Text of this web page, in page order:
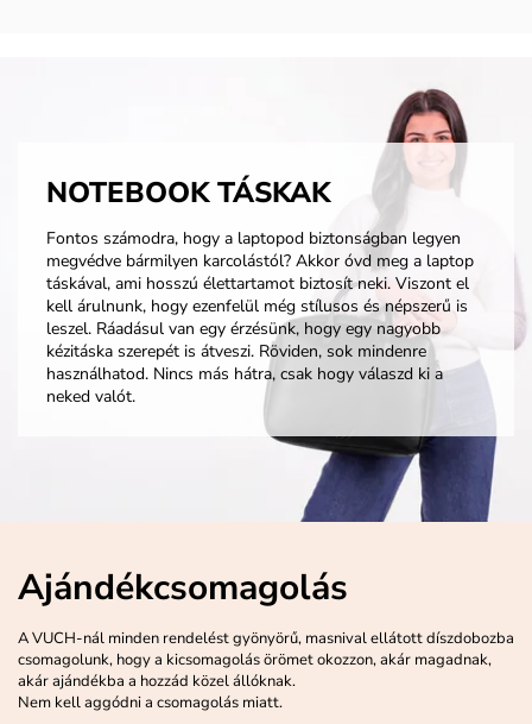
NOTEBOOK TÁSKAK
Fontos számodra, hogy a laptopod biztonságban legyen
megvédve bármilyen karcolástól? Akkor óvd meg a laptop
táskával, ami hosszú élettartamot biztosít neki. Viszont el
kell árulnunk, hogy ezenfelül még stílusos és népszerű is
leszel. Ráadásul van egy érzésünk, hogy egy nagyobb
kézitáska szerepét is átveszi. Röviden, sok mindenre
használhatod. Nincs más hátra, csak hogy válaszd ki a
neked valót.
Ajándékcsomagolás
A VUCH-nál minden rendelést gyönyörű, masnival ellátott díszdobozba
csomagolunk, hogy a kicsomagolás örömet okozzon, akár magadnak,
akár ajándékba a hozzád közel állóknak.
Nem kell aggódni a csomagolás miatt.